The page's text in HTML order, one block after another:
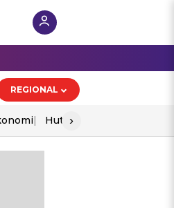
REGIONAL
Hut Ri
›